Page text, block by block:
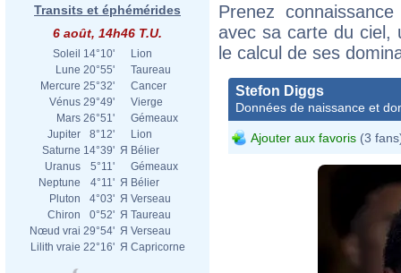
Transits et éphémérides
6 août, 14h46 T.U.
Soleil 14°10'
Lion
Lune 20°55'
Taureau
Mercure 25°32'
Cancer
Vénus 29°49'
Vierge
Mars 26°51'
Gémeaux
Jupiter
8°12'
Lion
Saturne 14°39' Я Bélier
Uranus
5°11'
Gémeaux
Neptune
4°11' Я Bélier
Pluton
4°03' Я Verseau
Chiron
0°52' Я Taureau
Nœud vrai 29°54' Я Verseau
Lilith vraie 22°16' Я Capricorne
Prenez
avec sa carte du ciel,
le calcul de ses
Stefon Diggs
Données de naissance et
Ajouter aux favoris (3